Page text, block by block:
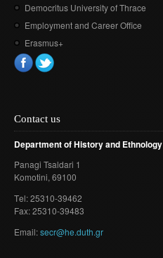
Democritus University of Thrace
Employment and Career Office
Erasmus+
Contact us
Department of History and Ethnology
Panagi Tsaldari 1
Komotini, 69100
Τel: 25310-39462
Fax: 25310-39483
Email:secr@he.duth.gr